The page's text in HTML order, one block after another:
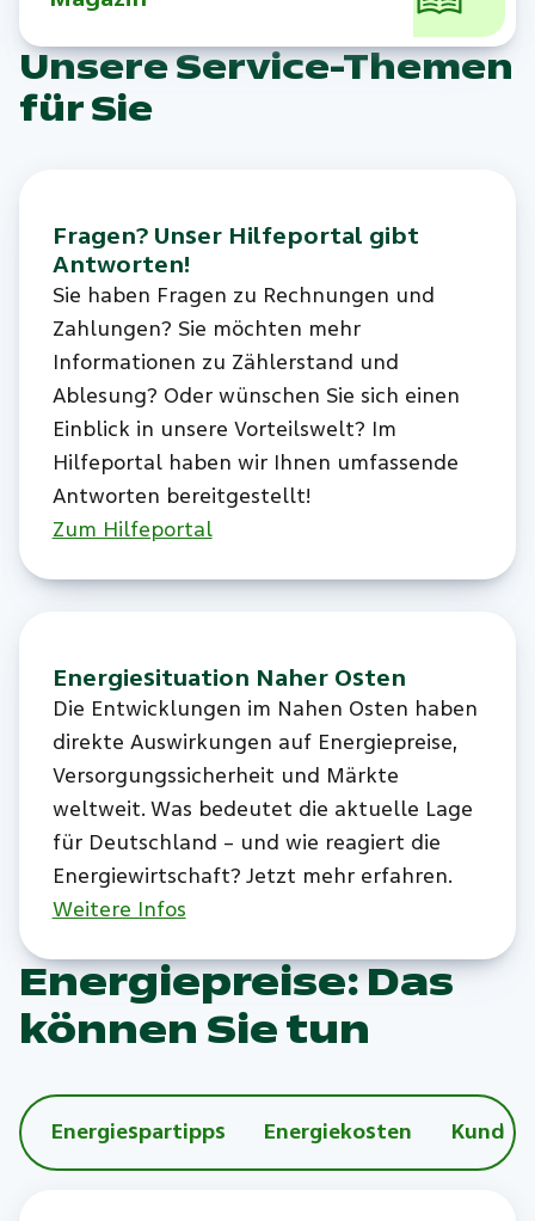
Unsere Service-Themen
für Sie
Fragen? Unser Hilfeportal gibt
Antworten!
Sie haben Fragen zu Rechnungen und
Zahlungen? Sie möchten mehr
Informationen zu Zählerstand und
Ablesung? Oder wünschen Sie sich einen
Einblick in unsere Vorteilswelt? Im
Hilfeportal haben wir Ihnen umfassende
Antworten bereitgestellt!
Zum Hilfeportal
Energiesituation Naher Osten
Die Entwicklungen im Nahen Osten haben
direkte Auswirkungen auf Energiepreise,
Versorgungssicherheit und Märkte
weltweit. Was bedeutet die aktuelle Lage
für Deutschland – und wie reagiert die
Energiewirtschaft? Jetzt mehr erfahren.
Weitere Infos
Energiepreise: Das
können Sie tun
Energiespartipps Energiekosten